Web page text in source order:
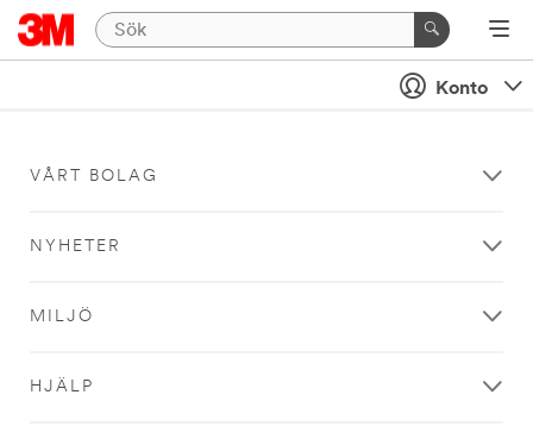
Konto
VÅRT BOLAG
NYHETER
MILJÖ
HJÄLP